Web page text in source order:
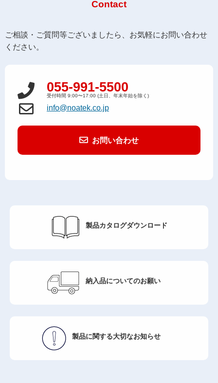
Contact
ご相談・ご質問等ございましたら、お気軽にお問い合わせ
ください。
055-991-5500
受付時間 9:00〜17:00 (土日、年末年始を除く)
info@noatek.co.jp
お問い合わせ
製品カタログダウンロード
納入品についてのお願い
製品に関する大切なお知らせ